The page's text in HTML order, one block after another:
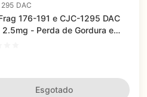
DAC
176-191 e CJC-1295 DAC
2.5mg - Perda de Gordura e
Esgotado